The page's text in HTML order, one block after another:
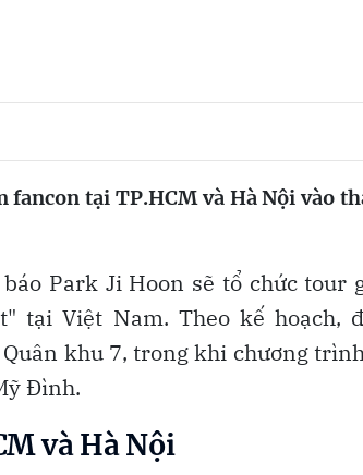
fancon tại TP.HCM và Hà Nội vào
Park Ji Hoon sẽ tổ chức tour
tại Việt Nam. Theo kế hoạch,
khu 7, trong khi chương
Đình.
và Hà Nội